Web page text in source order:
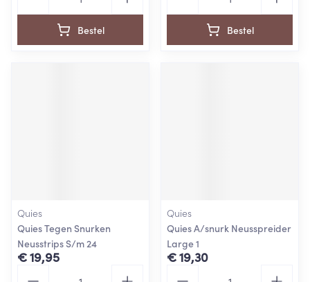
Bestel Bestel
Quies
Quies Tegen Snurken
Neusstrips S/m 24
€ 19,95
Quies
Quies A/snurk Neusspreider
Large 1
€ 19,30